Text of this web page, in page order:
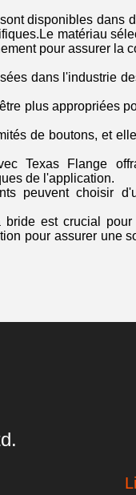
disponibles dans
matériau
pour assurer la
dans l'industrie
plus appropriées
de boutons, et
Texas Flange
de l'application.
peuvent choisir
est crucial
pour assurer une